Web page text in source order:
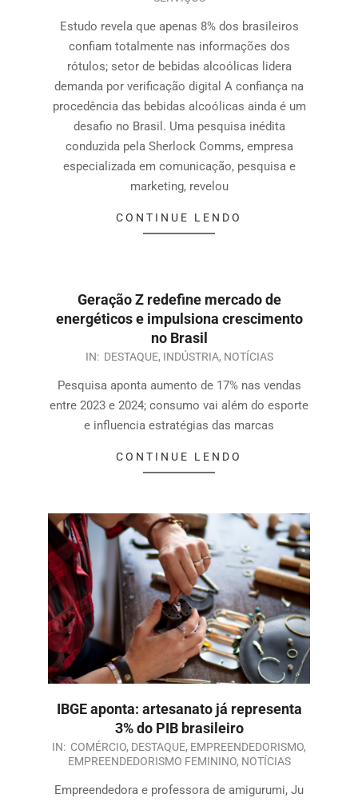
Estudo revela que apenas 8% dos brasileiros
confiam totalmente nas informações dos
rótulos; setor de bebidas alcoólicas lidera
demanda por verificação digital A confiança na
procedência das bebidas alcoólicas ainda é um
desafio no Brasil. Uma pesquisa inédita
conduzida pela Sherlock Comms, empresa
especializada em comunicação, pesquisa e
marketing, revelou
CONTINUE LENDO
Geração Z redefine mercado de
energéticos e impulsiona crescimento
no Brasil
IN: DESTAQUE, INDÚSTRIA, NOTÍCIAS
Pesquisa aponta aumento de 17% nas vendas
entre 2023 e 2024; consumo vai além do esporte
e influencia estratégias das marcas
CONTINUE LENDO
IBGE aponta: artesanato já representa
3% do PIB brasileiro
IN: COMÉRCIO, DESTAQUE, EMPREENDEDORISMO,
EMPREENDEDORISMO FEMININO, NOTÍCIAS
Empreendedora e professora de amigurumi, Ju